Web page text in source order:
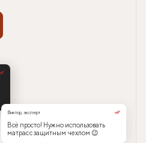
Виктор, эксперт
Всё просто! Нужно использовать
матрас с защитным чехлом 😉